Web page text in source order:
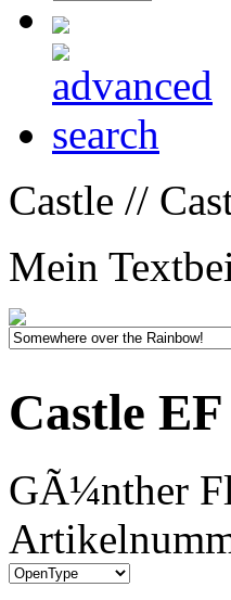
Castle //
Mein
Castle
GÃ¼nther